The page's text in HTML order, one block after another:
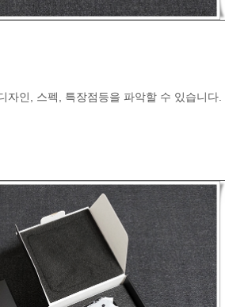
자인, 스펙, 특장점등을 파악할 수 있습니다.